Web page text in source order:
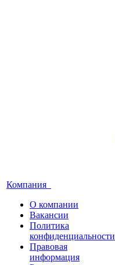
Компания
О компании
Вакансии
Политика
конфиденциальности
Правовая
информация